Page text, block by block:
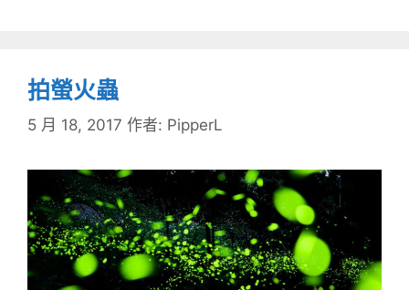
拍螢火蟲
5 月 18, 2017 作者: PipperL